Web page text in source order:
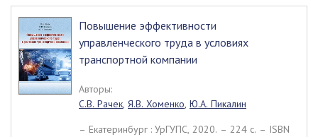
Повышение эффективности
управленческого труда в условиях
транспортной компании
Авторы:
С.В. Рачек, Я.В. Хоменко, Ю.А. Пикалин
– Екатеринбург : УрГУПС, 2020. – 224 c. – ISBN